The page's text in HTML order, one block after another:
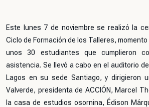
Este lunes 7 de noviembre se realizó la
Ciclo de Formación de los Talleres,
unos 30 estudiantes que cumplieron
asistencia. Se llevó a cabo en el auditorio
Lagos en su sede Santiago, y dirigieron
Valverde, presidenta de ACCIÓN, Marcel
la casa de estudios osornina, Édison